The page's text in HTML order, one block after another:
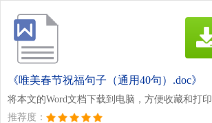
《唯美春节祝福句子（通用40句）.doc》
将本文的Word文档下载到电脑，方便收藏和打印
推荐度：